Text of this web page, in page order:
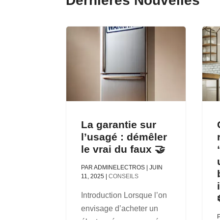
La garantie sur
l’usagé : démêler
le vrai du faux 🤝
PARADMINELECTROS |JUIN
11, 2025 |CONSEILS
Introduction Lorsque l’on
envisage d’acheter un